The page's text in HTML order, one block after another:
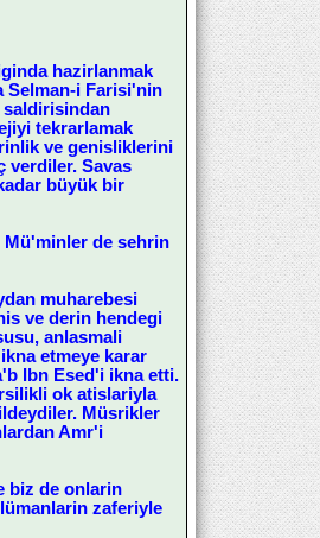
hazirlanmak
Selman-i Farisi'nin
tekrarlamak
ve genisliklerini
verdiler. Savas
büyük bir
Mü'minler de sehrin
muharebesi
ve derin hendegi
anlasmali
etmeye karar
Ibn Esed'i ikna etti.
ok atislariyla
Müsrikler
Amr'i
biz de onlarin
zaferiyle